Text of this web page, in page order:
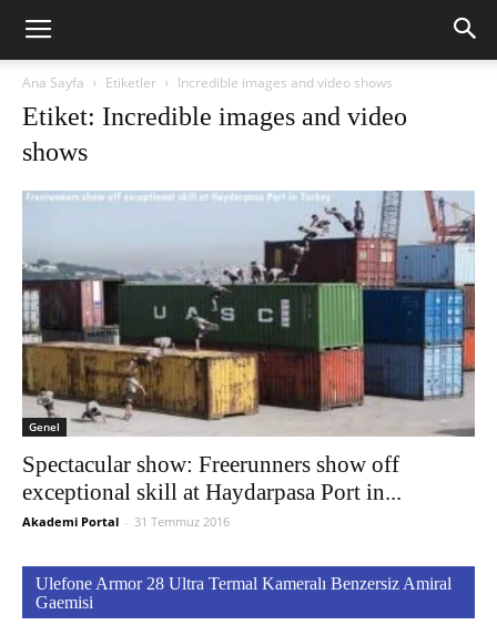
Ana Sayfa Etiketler Incredible images and video shows
Etiket: Incredible images and video
shows
Genel
Spectacular show: Freerunners show off
exceptional skill at Haydarpasa Port in...
Akademi Portal - 31 Temmuz 2016
Ulefone Armor 28 Ultra Termal Kameralı Benzersiz Amiral
Gaemisi